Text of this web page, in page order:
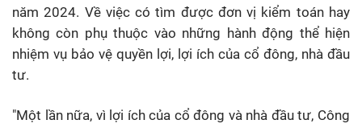
năm 2024. Về việc có tìm được đơn vị kiểm toán hay
không còn phụ thuộc vào những hành động thể hiện
nhiệm vụ bảo vệ quyền lợi, lợi ích của cổ đông, nhà đầu
tư.
"Một lần nữa, vì lợi ích của cổ đông và nhà đầu tư, Công